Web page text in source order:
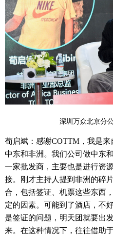
深圳万众北京分
荀启斌 ：感谢COTTM ，我是
中东和非洲。我们公司做中东
一家批发商，主要也是进行资
接。刚才主持人提到非洲的碎
合，包括签证、机票这些东西
定的因素。可能到了酒店，不
是签证的问题，明天团就要出
来。在这种情况下，往往借助